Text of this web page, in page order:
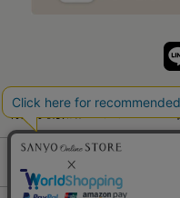
特定商取引法について
サイトポリシー